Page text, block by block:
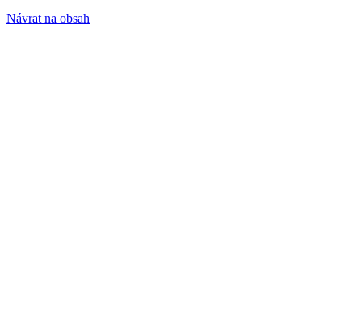
Návrat na obsah